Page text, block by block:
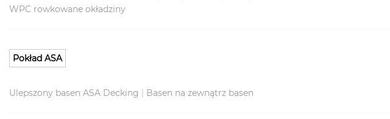
WPC rowkowane okładziny
Pokład ASA
Ulepszony basen ASA Decking | Basen na zewnątrz basen